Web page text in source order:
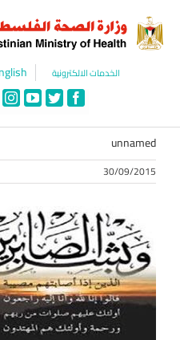
content
الخدمات الالكترونية
Facebook
Twitter
unnamed
30/09/2015